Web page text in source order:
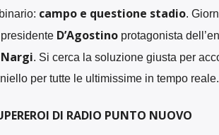
campo e questione stadio.
D’Agostinoprotagonista
. Si cerca la soluzione giusta per
per tutte le ultimissime in tempo reale.
DI RADIO PUNTO NUOVO